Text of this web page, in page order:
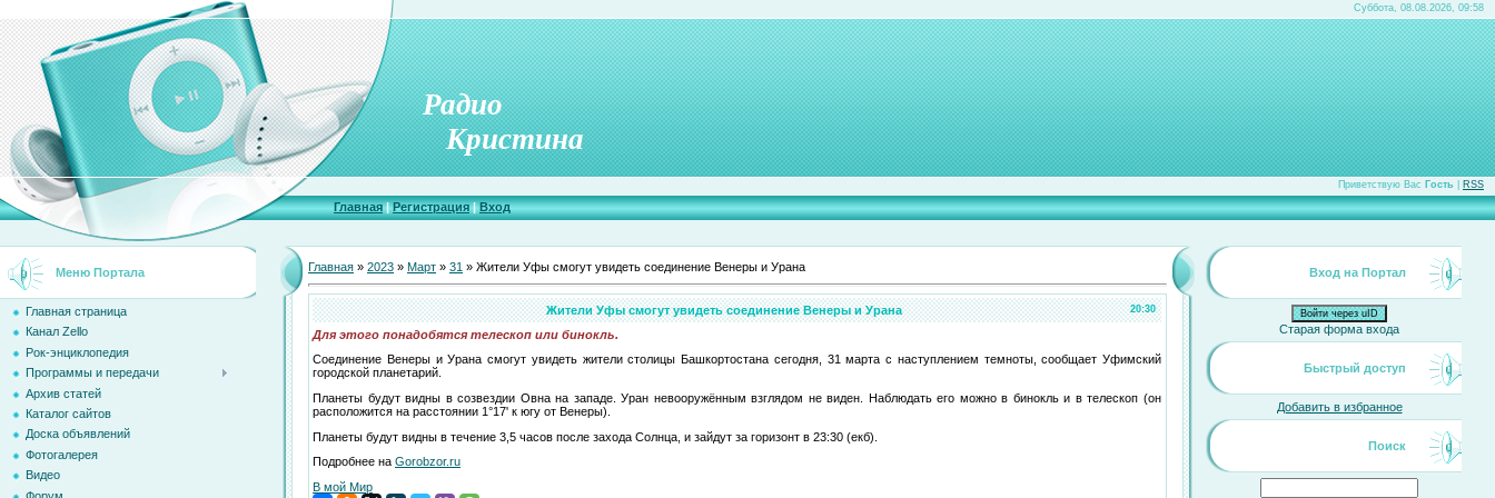
Суббота, 08.08.2026, 09:58
Радио
Кристина
Приветствую Вас Гость RSS
Главная|Регистрация|Вход
Меню Портала
Главная страница
Канал Zello
Рок-энциклопедия
Программы и передачи
Архив статей
Каталог сайтов
Доска объявлений
Фотогалерея
Видео
Форум
Главная » 2023 » Март » 31 » Жители Уфы смогут увидеть соединение Венеры и Урана
20:30
Жители Уфы смогут увидеть соединение Венеры и Урана
Для этого понадобятся телескоп или бинокль.
Соединение Венеры и Урана смогут увидеть жители столицы Башкортостана сегодня, 31 марта с наступлением темноты, сообщает Уфимский
городской планетарий.
Планеты будут видны в созвездии Овна на западе. Уран невооружённым взглядом не виден. Наблюдать его можно в бинокль и в телескоп (он
расположится на расстоянии 1°17' к югу от Венеры).
Планеты будут видны в течение 3,5 часов после захода Солнца, и зайдут за горизонт в 23:30 (екб).
Подробнее на Gorobzor.ru
В мой Мир
Вход на Портал
Войти через uID
Старая форма входа
Быстрый доступ
Добавить в избранное
Поиск